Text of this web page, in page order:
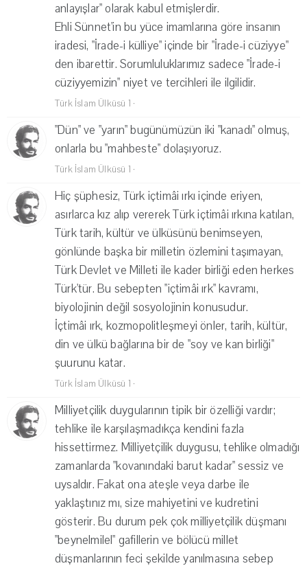
anlayışlar" olarak kabul etmişlerdir.
Ehli Sünnet'in bu yüce imamlarına göre insanın
iradesi, "İrade-i külliye" içinde bir "İrade-i cüziyye"
den ibarettir. Sorumluluklarımız sadece "İrade-i
cüziyyemizin" niyet ve tercihleri ile ilgilidir.
Türk İslam Ülküsü 1 ·
"Dün" ve "yarın" bugünümüzün iki "kanadı" olmuş,
onlarla bu "mahbeste" dolaşıyoruz.
Türk İslam Ülküsü 1 ·
Hiç şüphesiz, Türk içtimâi ırkı içinde eriyen,
asırlarca kız alıp vererek Türk içtimâi ırkına katılan,
Türk tarih, kültür ve ülküsünü benimseyen,
gönlünde başka bir milletin özlemini taşımayan,
Türk Devlet ve Milleti ile kader birliği eden herkes
Türk'tür. Bu sebepten "içtimâi ırk" kavramı,
biyolojinin değil sosyolojinin konusudur.
İçtimâi ırk, kozmopolitleşmeyi önler, tarih, kültür,
din ve ülkü bağlarına bir de "soy ve kan birliği"
şuurunu katar.
Türk İslam Ülküsü 1 ·
Milliyetçilik duygularının tipik bir özelliği vardır;
tehlike ile karşılaşmadıkça kendini fazla
hissettirmez. Milliyetçilik duygusu, tehlike olmadığı
zamanlarda "kovanındaki barut kadar" sessiz ve
uysaldır. Fakat ona ateşle veya darbe ile
yaklaştınız mı, size mahiyetini ve kudretini
gösterir. Bu durum pek çok milliyetçilik düşmanı
"beynelmilel" gafillerin ve bölücü millet
düşmanlarının feci şekilde yanılmasına sebep